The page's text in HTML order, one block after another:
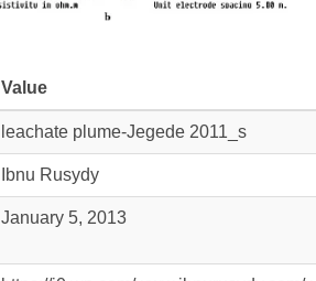
Value
leachate plume-Jegede 2011_s
Ibnu Rusydy
January 5, 2013